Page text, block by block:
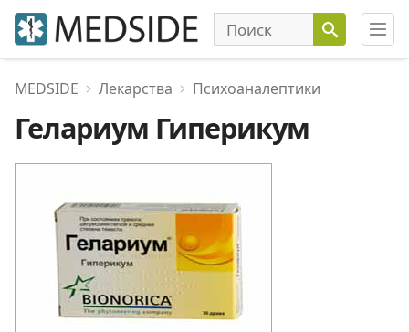
MEDSIDE Лекарства Психоаналептики
Гелариум Гиперикум